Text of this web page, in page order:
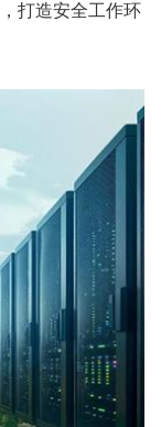
打造安全工作环